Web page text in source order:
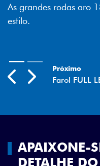
As grandes rodas aro
estilo.
Previous
Next
Próximo
Farol FULL
APAIXONE-
DETALHE